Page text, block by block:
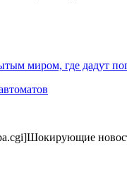
миром, где дадут